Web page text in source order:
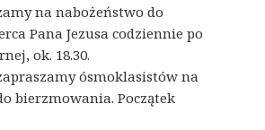
na nabożeństwo do
Pana Jezusa codziennie po
ok. 18.30.
ósmoklasistów na
bierzmowania. Początek